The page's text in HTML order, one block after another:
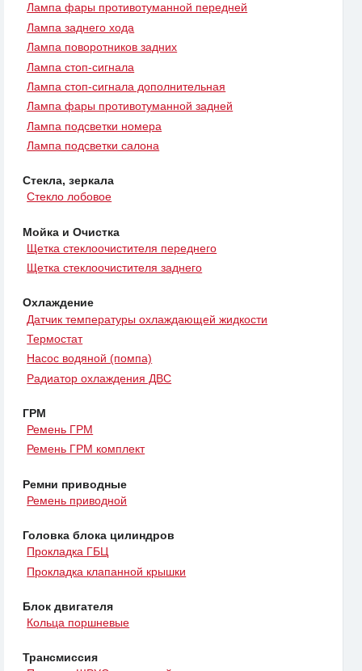
Лампа фары противотуманной передней
Лампа заднего хода
Лампа поворотников задних
Лампа стоп-сигнала
Лампа стоп-сигнала дополнительная
Лампа фары противотуманной задней
Лампа подсветки номера
Лампа подсветки салона
Стекла, зеркала
Стекло лобовое
Мойка и Очистка
Щетка стеклоочистителя переднего
Щетка стеклоочистителя заднего
Охлаждение
Датчик температуры охлаждающей жидкости
Термостат
Насос водяной (помпа)
Радиатор охлаждения ДВС
ГРМ
Ремень ГРМ
Ремень ГРМ комплект
Ремни приводные
Ремень приводной
Головка блока цилиндров
Прокладка ГБЦ
Прокладка клапанной крышки
Блок двигателя
Кольца поршневые
Трансмиссия